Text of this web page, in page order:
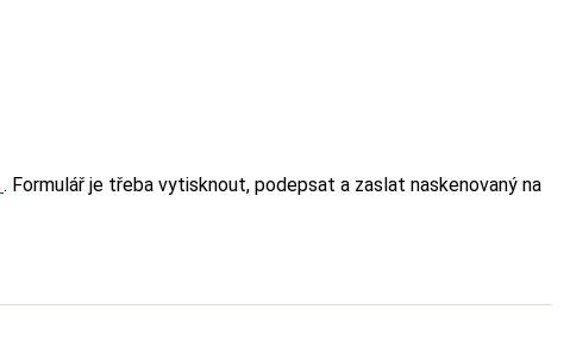
. Formulář je třeba vytisknout, podepsat a zaslat naskenovaný na